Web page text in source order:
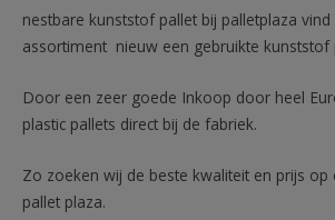
nestbare kunststof pallet bij palletplaza
assortiment nieuw een gebruikte kunststof
Door een zeer goede Inkoop door heel
plastic pallets direct bij de fabriek.
Zo zoeken wij de beste kwaliteit en prijs op
pallet plaza.